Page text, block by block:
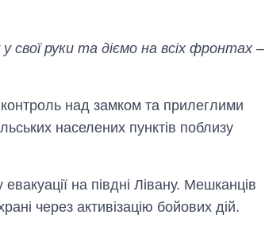
свої руки та діємо на всіх фронтах –
над замком та прилеглими
населених пунктів поблизу
на півдні Лівану. Мешканців
через активізацію бойових дій.